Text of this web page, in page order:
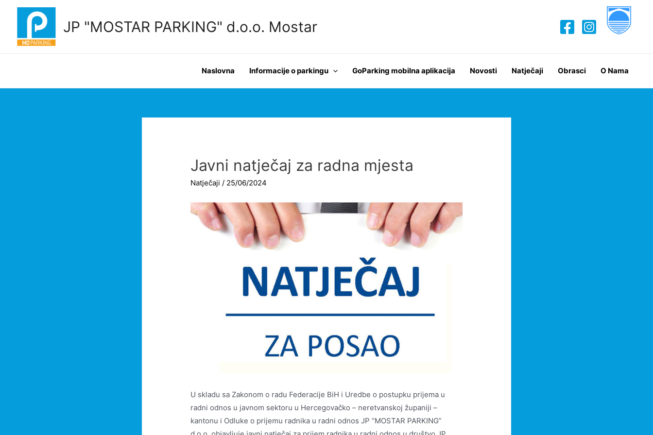
JP "MOSTAR PARKING" d.o.o. Mostar
Naslovna Informacije o parkingu GoParking mobilna aplikacija Novosti Natječaji Obrasci O Nama
Javni natječaj za radna mjesta
Natječaji / 25/06/2024
U skladu sa Zakonom o radu Federacije BiH i Uredbe o postupku prijema u
radni odnos u javnom sektoru u Hercegovačko – neretvanskoj županiji –
kantonu i Odluke o prijemu radnika u radni odnos JP “MOSTAR PARKING”